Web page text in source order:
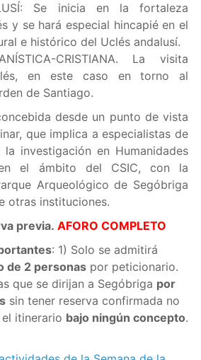
Se inicia en la fortaleza
y se hará especial hincapié en el
e histórico del Uclés andalusí.
CRISTIANA. La visita
en este caso en torno al
de Santiago.
desde un punto de vista
que implica a especialistas de
investigación en Humanidades
el ámbito del CSIC, con la
Arqueológico de Segóbriga
otras instituciones.
previa. AFORO COMPLETO
: 1) Solo se admitirá
de 2 personaspor peticionario.
que se dirijan a Segóbriga por
sin tener reserva confirmada no
itinerario bajo ningún concepto.